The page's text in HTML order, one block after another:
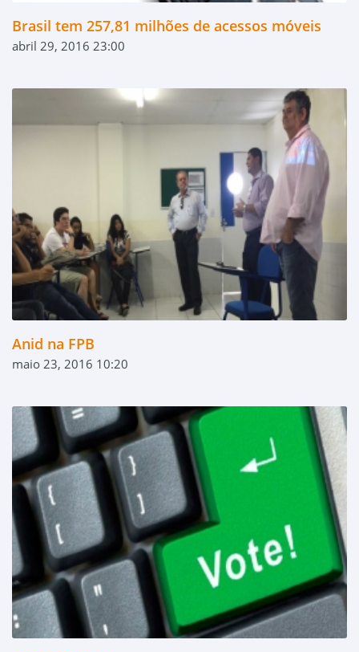
Brasil tem 257,81 milhões de acessos móveis
abril 29, 2016 23:00
Anid na FPB
maio 23, 2016 10:20